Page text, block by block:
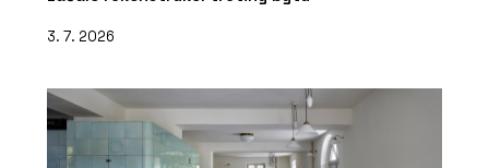
3. 7. 2026